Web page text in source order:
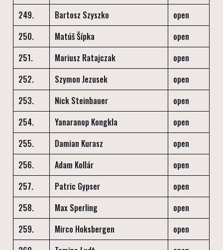
249.
Bartosz Szyszko
open
250.
Matúš Šípka
open
251.
Mariusz Ratajczak
open
252.
Szymon Jezusek
open
253.
Nick Steinbauer
open
254.
Yanaranop Kongkla
open
255.
Damian Kurasz
open
256.
Adam Kollár
open
257.
Patric Gypser
open
258.
Max Sperling
open
259.
Mirco Hoksbergen
open